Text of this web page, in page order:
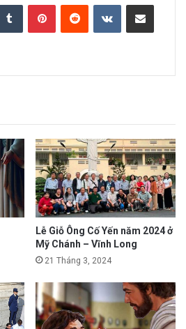
Lễ Giỗ Ông Cố Yến năm 2024 ở
Mỹ Chánh – Vĩnh Long
21 Tháng 3, 2024